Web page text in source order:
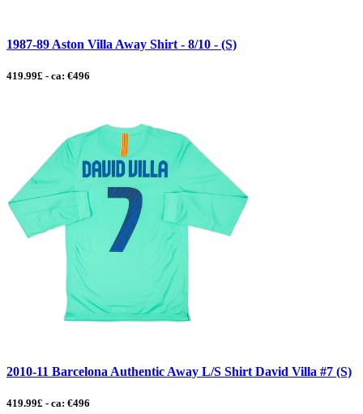
1987-89 Aston Villa Away Shirt - 8/10 - (S)
419.99£ - ca: €496
2010-11 Barcelona Authentic Away L/S Shirt David Villa #7 (S)
419.99£ - ca: €496